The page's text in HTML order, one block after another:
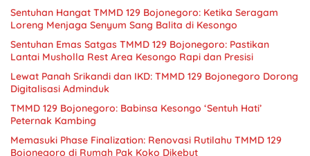
Sentuhan Hangat TMMD 129 Bojonegoro: Ketika Seragam
Loreng Menjaga Senyum Sang Balita di Kesongo
Sentuhan Emas Satgas TMMD 129 Bojonegoro: Pastikan
Lantai Musholla Rest Area Kesongo Rapi dan Presisi
Lewat Panah Srikandi dan IKD: TMMD 129 Bojonegoro Dorong
Digitalisasi Adminduk
TMMD 129 Bojonegoro: Babinsa Kesongo ‘Sentuh Hati’
Peternak Kambing
Memasuki Phase Finalization: Renovasi Rutilahu TMMD 129
Bojonegoro di Rumah Pak Koko Dikebut